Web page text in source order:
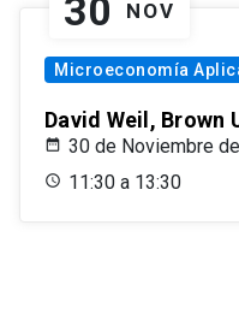
30 NOV
Microeconomía
David Weil, Brown
30 de Noviembre
11:30 a 13:30